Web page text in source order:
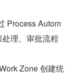
Process Autom
理、审批流程
Zone 创建统